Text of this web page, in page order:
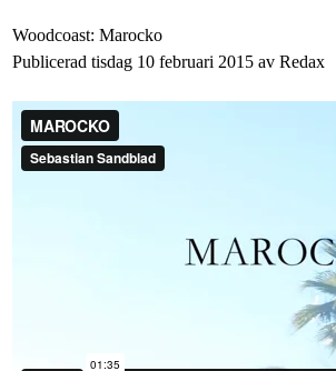
Woodcoast: Marocko
Publicerad tisdag 10 februari 2015 av Redax